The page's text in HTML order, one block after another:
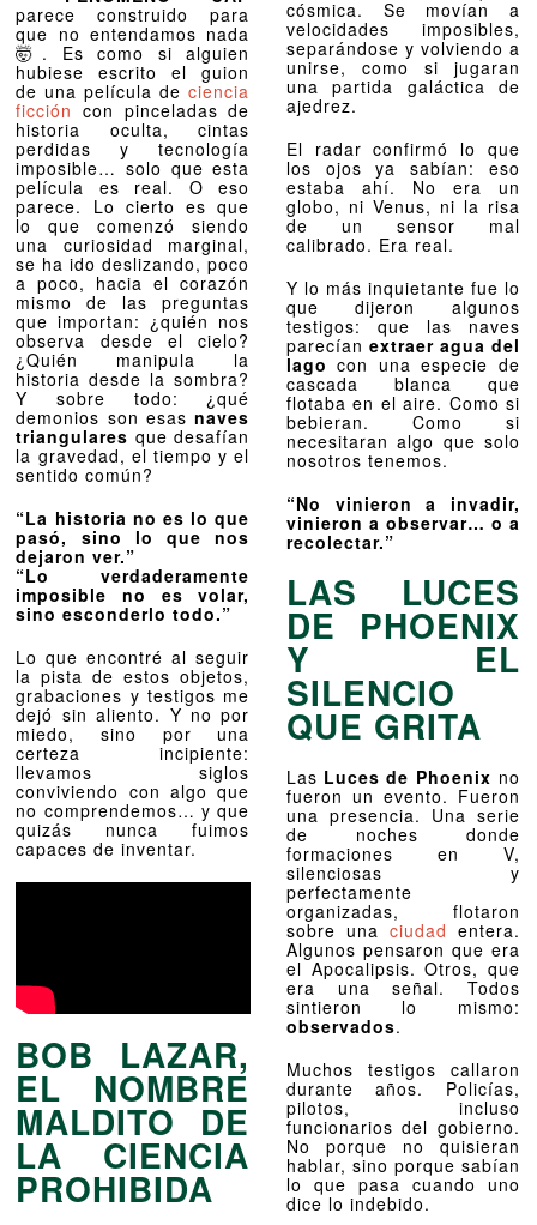
parece construido para
que no entendamos nada
🤯. Es como si alguien
hubiese escrito el guion
de una película deciencia
ficción con pinceladas de
historia oculta, cintas
perdidas y tecnología
imposible… solo que esta
película es real. O eso
parece. Lo cierto es que
lo que comenzó siendo
una curiosidad marginal,
se ha ido deslizando, poco
a poco, hacia el corazón
mismo de las preguntas
que importan: ¿quién nos
observa desde el cielo?
¿Quién manipula la
historia desde la sombra?
Y sobre todo: ¿qué
demonios son esasnaves
triangulares que desafían
la gravedad, el tiempo y el
sentido común?
“La historia no es lo que
pasó, sino lo que nos
dejaron ver.”
“Lo verdaderamente
imposible no es volar,
sino esconderlo todo.”
Lo que encontré al seguir
la pista de estos objetos,
grabaciones y testigos me
dejó sin aliento. Y no por
miedo, sino por una
certeza incipiente:
llevamos siglos
conviviendo con algo que
no comprendemos… y que
quizás nunca fuimos
capaces de inventar.
BOB LAZAR,
EL NOMBRE
MALDITO DE
LA CIENCIA
PROHIBIDA
cósmica. Se movían a
velocidades imposibles,
separándose y volviendo a
unirse, como si jugaran
una partida galáctica de
ajedrez.
El radar confirmó lo que
los ojos ya sabían: eso
estaba ahí. No era un
globo, ni Venus, ni la risa
de un sensor mal
calibrado. Era real.
Y lo más inquietante fue lo
que dijeron algunos
testigos: que las naves
parecían extraer agua del
lago con una especie de
cascada blanca que
flotaba en el aire. Como si
bebieran. Como si
necesitaran algo que solo
nosotros tenemos.
“No vinieron a invadir,
vinieron a observar… o a
recolectar.”
LAS LUCES
DE PHOENIX
Y EL
SILENCIO
QUE GRITA
Las Luces de Phoenix no
fueron un evento. Fueron
una presencia. Una serie
de noches donde
formaciones en V,
silenciosas y
perfectamente
organizadas, flotaron
sobre una ciudad entera.
Algunos pensaron que era
el Apocalipsis. Otros, que
era una señal. Todos
sintieron lo mismo:
observados.
Muchos testigos callaron
durante años. Policías,
pilotos, incluso
funcionarios del gobierno.
No porque no quisieran
hablar, sino porque sabían
lo que pasa cuando uno
dice lo indebido.